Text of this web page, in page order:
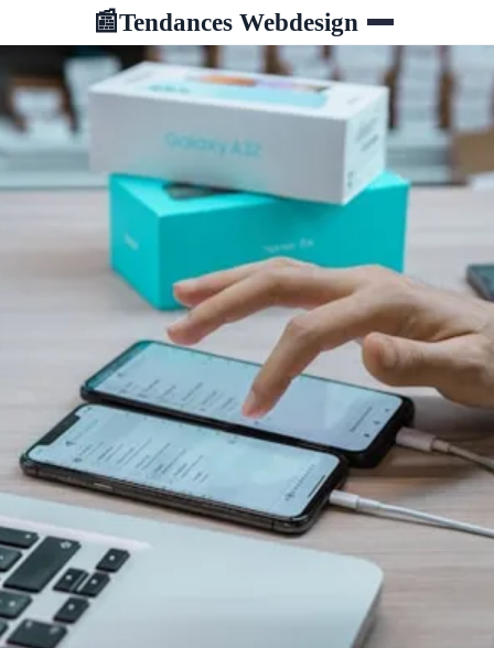
📰Tendances Webdesign